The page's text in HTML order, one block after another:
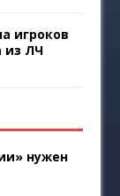
игроков
из ЛЧ
нужен